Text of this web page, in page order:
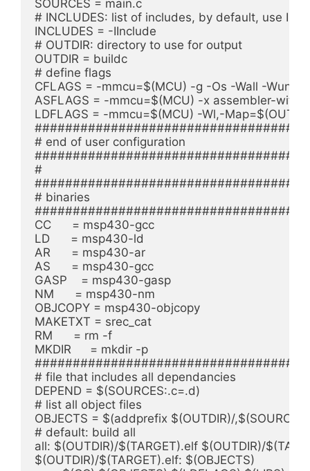
SOURCES = main.c
# INCLUDES: list of includes, by default, use
INCLUDES = -IInclude
# OUTDIR: directory to use for output
OUTDIR = buildc
# define flags
CFLAGS = -mmcu=$(MCU) -g -Os -Wall -
ASFLAGS = -mmcu=$(MCU) -x assembler-with-
LDFLAGS = -mmcu=$(MCU) -Wl,-
# end of user configuration
#
# binaries
CC      = msp430-gcc
LD      = msp430-ld
AR      = msp430-ar
AS      = msp430-gcc
GASP    = msp430-gasp
NM      = msp430-nm
OBJCOPY = msp430-objcopy
MAKETXT = srec_cat
RM      = rm -f
MKDIR	= mkdir -p
# file that includes all dependancies
DEPEND = $(SOURCES:.c=.d)
# list all object files
OBJECTS = $(addprefix $(OUTDIR)/
# default: build all
all: $(OUTDIR)/$(TARGET).elf $(OUTDIR)/
$(OUTDIR)/$(TARGET).elf: $(OBJECTS)